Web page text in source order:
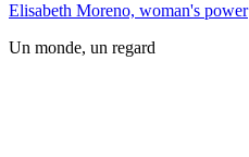
Elisabeth Moreno, woman's power
Un monde, un regard